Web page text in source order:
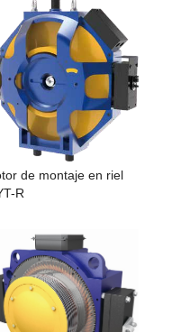
de montaje en riel
R